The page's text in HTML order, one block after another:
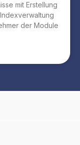
mit Erstellung
der Module